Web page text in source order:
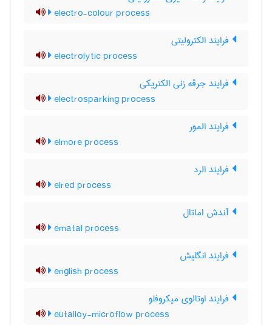
electro-colour process
فرایند الکترولیتی
electrolytic process
فرایند جرقه زنی الکتریکی
electrosparking process
فرایند المور
elmore process
فرایند الرد
elred process
آندش اماتال
ematal process
فرایند انگلیش
english process
فرایند اوتالوی میکروفلو
eutalloy-microflow process